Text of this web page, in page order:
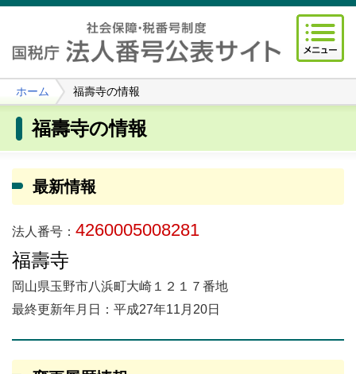
ホーム 福壽寺の情報
福壽寺の情報
最新情報
法人番号： 4260005008281
福壽寺
岡山県玉野市八浜町大崎１２１７番地
最終更新年月日：平成27年11月20日